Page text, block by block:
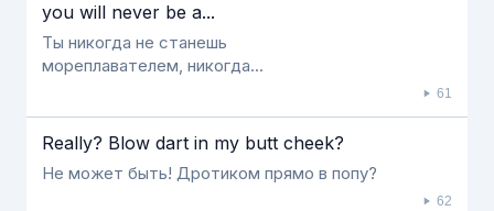
you will never be a...
Ты никогда не станешь
мореплавателем, никогда...
61
Really? Blow dart in my butt cheek?
Не может быть! Дротиком прямо в попу?
62